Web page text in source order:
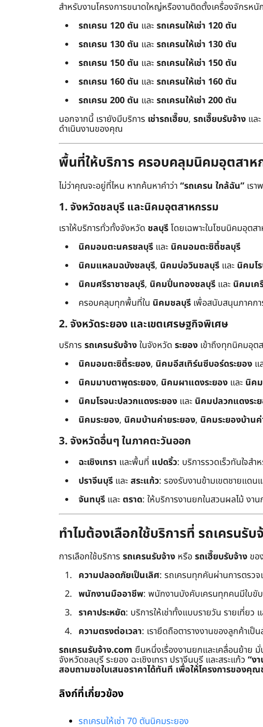
สำหรับงานโครงการขนาดใหญ่หรืองานติดตั้งเครื่องจักรหนั
รถเครน 120 ตัน และรถเครนให้เช่า 120 ตัน
รถเครน 130 ตัน และรถเครนให้เช่า 130 ตัน
รถเครน 150 ตัน และรถเครนให้เช่า 150 ตัน
รถเครน 160 ตัน และรถเครนให้เช่า 160 ตัน
รถเครน 200 ตัน และรถเครนให้เช่า 200 ตัน
นอกจากนี้ เรายังมีบริการ เช่ารถเฮี๊ยบ, รถเฮี๊ยบรับจ้าง และ
ดำเนินงานของคุณ
พื้นที่ให้บริการ ครอบคลุมนิคมอุตสาห
ไม่ว่าคุณจะอยู่ที่ไหน หากค้นหาคำว่า “รถเครน ใกล้ฉัน” เร
1. จังหวัดชลบุรี และนิคมอุตสาหกรรม
เราให้บริการทั่วทั้งจังหวัด ชลบุรีโดยเฉพาะในโซนนิคมอุตส
นิคมอมตะนครชลบุรี และ นิคมอมตะซิตี้ชลบุรี
นิคมแหลมฉบังชลบุรี, นิคมบ่อวินชลบุรี และ นิคมโ
นิคมศรีราชาชลบุรี, นิคมปิ่นทองชลบุรี และ นิคมเ
ครอบคลุมทุกพื้นที่ใน นิคมชลบุรี เพื่อสนับสนุนภาคก
2. จังหวัดระยอง และเขตเศรษฐกิจพิเศษ
บริการ รถเครนรับจ้างในจังหวัด ระยอง เข้าถึงทุกนิคมอุต
นิคมอมตะซิตี้ระยอง, นิคมอีสเทิร์นซีบอร์ดระยอง แ
นิคมมาบตาพุดระยอง, นิคมผาแดงระยอง และ นิคม
นิคมโรจนะปลวกแดงระยอง และ นิคมปลวกแดงระ
นิคมระยอง, นิคมบ้านค่ายระยอง, นิคมระยองบ้านค่
3. จังหวัดอื่นๆ ในภาคตะวันออก
ฉะเชิงเทรา และพื้นที่ แปดริ้ว: บริการรวดเร็วทันใจสำ
ปราจีนบุรี และสระแก้ว: รองรับงานข้ามเขตชายแดน
จันทบุรี และ ตราด: ให้บริการงานยกในสวนผลไม้ งาน
ทำไมต้องเลือกใช้บริการที่ รถเครนรั
การเลือกใช้บริการ รถเครนรับจ้าง หรือรถเฮี๊ยบรับจ้าง ขอ
ความปลอดภัยเป็นเลิศ: รถเครนทุกคันผ่านการตรว
พนักงานมืออาชีพ: พนักงานบังคับเครนทุกคนมีใบขั
ราคาประหยัด: บริการให้เช่าทั้งแบบรายวัน รายเที่ยว
ความตรงต่อเวลา: เรายึดถือตารางงานของลูกค้าเ
รถเครนรับจ้าง.com ยืนหนึ่งเรื่องงานยกและเคลื่อนย้าย
จังหวัดชลบุรี ระยอง ฉะเชิงเทรา ปราจีนบุรี และสระแก้ว “ง
สอบถามขอใบเสนอราคาได้ทันที เพื่อให้โครงการของคุ
ลิงก์ที่เกี่ยวข้อง
รถเครนให้เช่า 70 ตันนิคมระยอง